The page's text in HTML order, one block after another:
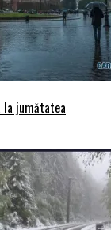
la jumătatea